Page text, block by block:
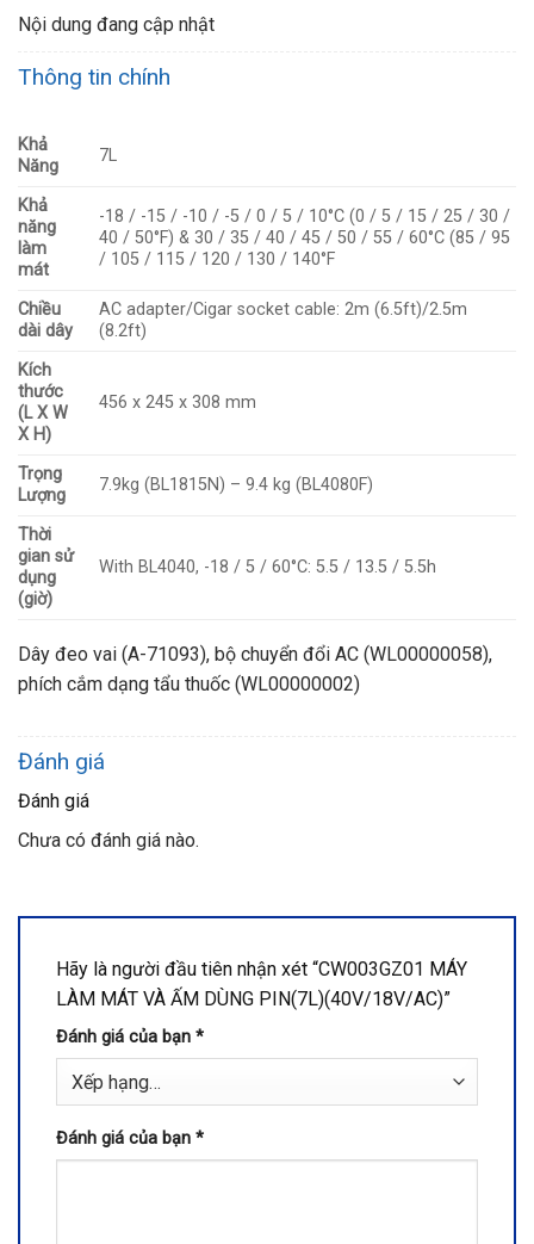
Nội dung đang cập nhật
Thông tin chính
Khả
Năng
7L
Khả
năng
làm
mát
-18 / -15 / -10 / -5 / 0 / 5 / 10°C (0 / 5 / 15 / 25 / 30 /
40 / 50°F) & 30 / 35 / 40 / 45 / 50 / 55 / 60°C (85 / 95
/ 105 / 115 / 120 / 130 / 140°F
Chiều
dài dây
AC adapter/Cigar socket cable: 2m (6.5ft)/2.5m
(8.2ft)
Kích
thước
(L X W
X H)
456 x 245 x 308 mm
Trọng
Lượng
7.9kg (BL1815N) – 9.4 kg (BL4080F)
Thời
gian sử
dụng
(giờ)
With BL4040, -18 / 5 / 60°C: 5.5 / 13.5 / 5.5h
Dây đeo vai (A-71093), bộ chuyển đổi AC (WL00000058),
phích cắm dạng tẩu thuốc (WL00000002)
Đánh giá
Đánh giá
Chưa có đánh giá nào.
Hãy là người đầu tiên nhận xét “CW003GZ01 MÁY
LÀM MÁT VÀ ẤM DÙNG PIN(7L)(40V/18V/AC)”
Đánh giá của bạn *
Đánh giá của bạn *